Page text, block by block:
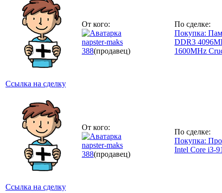
Ссылка на сделку
От кого:
napster-maks
388(продавец)
По сделке:
Покупка:
DDR3
1600MHz
Ссылка на сделку
От кого:
napster-maks
388(продавец)
По сделке:
Покупка:
Intel Core i3-